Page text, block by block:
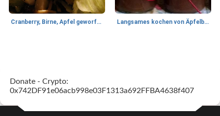
Cranberry, Birne, Apfel geworfener Salat Langsames kochen von Äpfelbutter
Donate - Crypto:
0x742DF91e06acb998e03F1313a692FFBA4638f407